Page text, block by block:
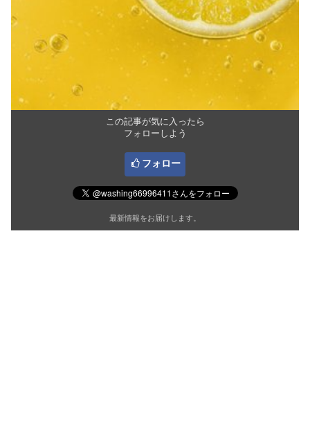
この記事が気に入ったら
フォローしよう
フォロー
最新情報をお届けします。